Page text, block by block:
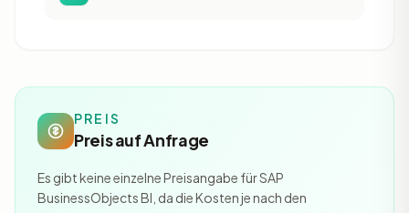
PREIS
Preis auf Anfrage
Es gibt keine einzelne Preisangabe für SAP
BusinessObjects BI, da die Kosten je nach den